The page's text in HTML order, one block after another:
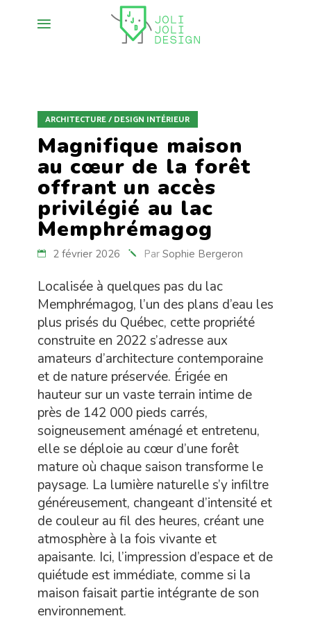
ARCHITECTURE / DESIGN INTÉRIEUR
Magnifique maison
au cœur de la forêt
offrant un accès
privilégié au lac
Memphrémagog
2 février 2026 Par Sophie Bergeron
Localisée à quelques pas du lac
Memphrémagog, l’un des plans d’eau les
plus prisés du Québec, cette propriété
construite en 2022 s’adresse aux
amateurs d’architecture contemporaine
et de nature préservée. Érigée en
hauteur sur un vaste terrain intime de
près de 142 000 pieds carrés,
soigneusement aménagé et entretenu,
elle se déploie au cœur d’une forêt
mature où chaque saison transforme le
paysage. La lumière naturelle s’y infiltre
généreusement, changeant d’intensité et
de couleur au fil des heures, créant une
atmosphère à la fois vivante et
apaisante. Ici, l’impression d’espace et de
quiétude est immédiate, comme si la
maison faisait partie intégrante de son
environnement.